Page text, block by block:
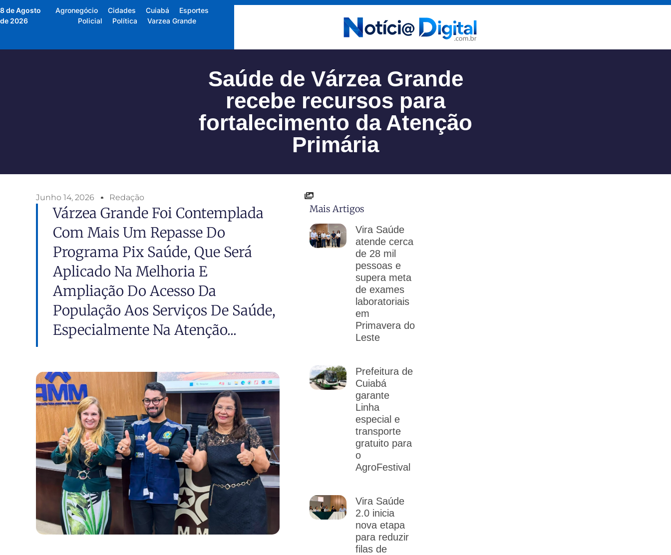
8 de Agosto
de 2026
Agronegócio Cidades Cuiabá
Esportes
Policial
Política Varzea Grande
Saúde de Várzea Grande
recebe recursos para
fortalecimento da Atenção
Primária
Junho 14, 2026 Redação
Várzea Grande Foi Contemplada
Com Mais Um Repasse Do
Programa Pix Saúde, Que Será
Aplicado Na Melhoria E
Ampliação Do Acesso Da
População Aos Serviços De Saúde,
Especialmente Na Atenção...
Mais Artigos
Vira Saúde
atende cerca
de 28 mil
pessoas e
supera meta
de exames
laboratoriais
em
Primavera do
Leste
Prefeitura de
Cuiabá
garante
Linha
especial e
transporte
gratuito para
o
AgroFestival
Vira Saúde
2.0 inicia
nova etapa
para reduzir
filas de